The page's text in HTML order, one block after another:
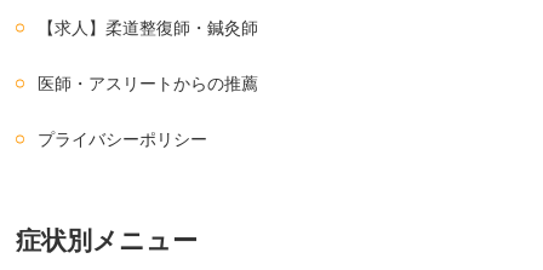
【求人】柔道整復師・鍼灸師
医師・アスリートからの推薦
プライバシーポリシー
症状別メニュー